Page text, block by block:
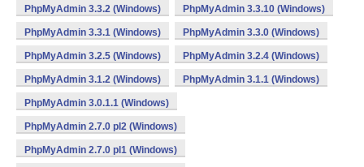
PhpMyAdmin 3.3.2 (Windows) PhpMyAdmin 3.3.10 (Windows)
PhpMyAdmin 3.3.1 (Windows) PhpMyAdmin 3.3.0 (Windows)
PhpMyAdmin 3.2.5 (Windows) PhpMyAdmin 3.2.4 (Windows)
PhpMyAdmin 3.1.2 (Windows) PhpMyAdmin 3.1.1 (Windows)
PhpMyAdmin 3.0.1.1 (Windows)
PhpMyAdmin 2.7.0 pl2 (Windows)
PhpMyAdmin 2.7.0 pl1 (Windows)